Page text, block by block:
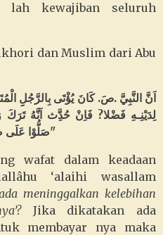
lah kewajiban seluruh
dan Muslim dari Abu
اَنَّ النَّبِيَّ .صَ. كَانَ يُؤْتَى بِالرَّجُلِِ
لِدَيْنِـهِ فَضْلا? فَاِنْ حُدَِّث اَنَّهُ تَرَكَ
wafat dalam keadaan
‘alaihi wasallam
meninggalkan kelebihan
Jika dikatakan ada
membayar nya maka